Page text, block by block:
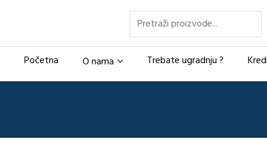
Pretraži
Početna O nama Trebate ugradnju ?